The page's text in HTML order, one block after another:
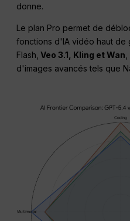
donne.
Le plan Pro permet de
fonctions d'IA vidéo haut de
Flash, Veo 3.1, Kling et Wan
d'images avancés tels que